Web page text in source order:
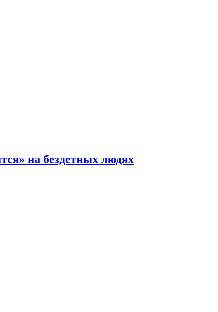
на бездетных людях